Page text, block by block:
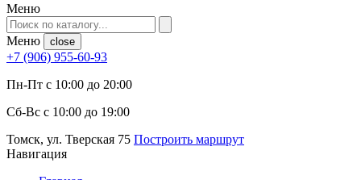
Меню
Меню close
+7 (906) 955-60-93
Пн-Пт с 10:00 до 20:00
Сб-Вс с 10:00 до 19:00
Томск, ул. Тверская 75 Построить маршрут
Навигация